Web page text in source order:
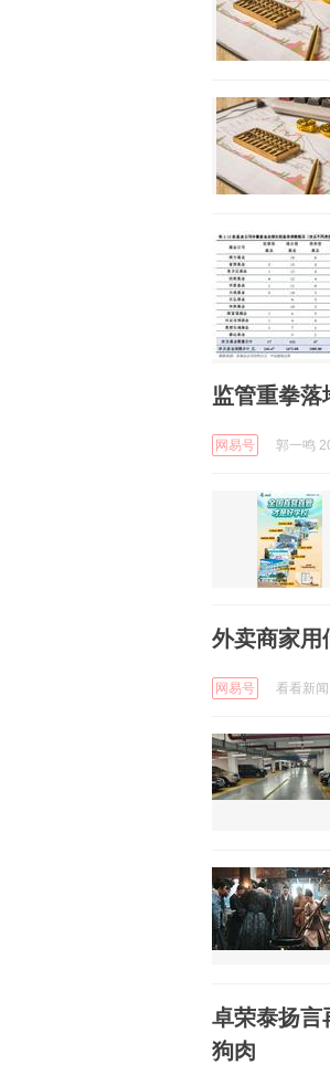
监管重拳落
网易号 郭一鸣
外卖商家用
网易号 看看新
卓荣泰扬言
狗肉